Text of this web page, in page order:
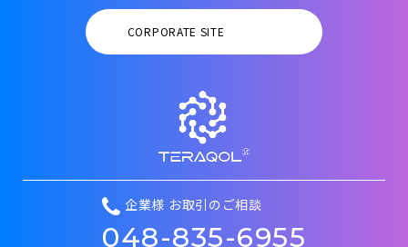
企業様 お取引のご相談
048-835-6955
CORPORATE SITE